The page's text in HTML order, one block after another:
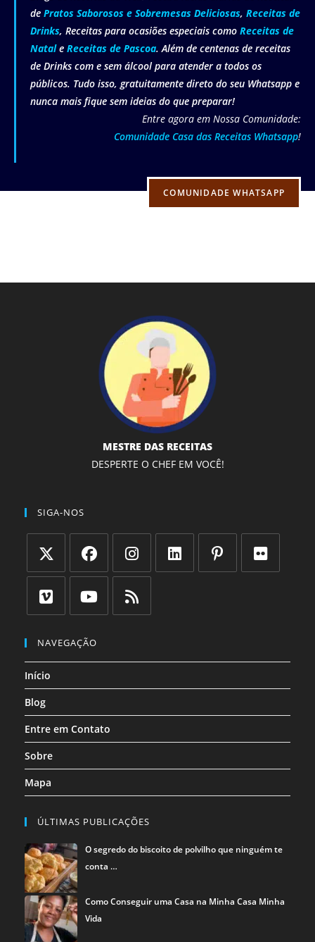
de Pratos Saborosos e Sobremesas Deliciosas, Receitas de
Drinks, Receitas para ocasiões especiais como Receitas de
Natale Receitas de Pascoa. Além de centenas de receitas
de Drinks com e sem álcool para atender a todos os
públicos. Tudo isso, gratuitamente direto do seu Whatsapp e
nunca mais fique sem ideias do que preparar!
Entre agora em Nossa Comunidade:
Comunidade Casa das Receitas Whatsapp!
COMUNIDADE WHATSAPP
MESTRE DAS RECEITAS
DESPERTE O CHEF EM VOCÊ!
SIGA-NOS
Abre
uma
aba
Abre
em
uma
aba
Abre
em
uma
em
uma
nova
aba
em
uma
aba
uma
aba
NAVEGAÇÃO
Início
Blog
Entre em Contato
Sobre
Mapa
ÚLTIMAS PUBLICAÇÕES
O segredo do biscoito de polvilho que ninguém te
conta …
Como Conseguir uma Casa na Minha Casa Minha
Vida